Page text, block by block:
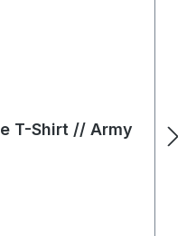
T-Shirt // Army